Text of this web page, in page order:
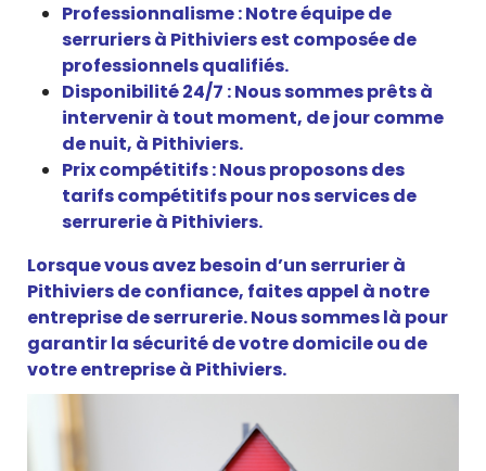
Professionnalisme : Notre équipe de
serruriers à Pithiviers est composée de
professionnels qualifiés.
Disponibilité 24/7 : Nous sommes prêts à
intervenir à tout moment, de jour comme
de nuit, à Pithiviers.
Prix compétitifs : Nous proposons des
tarifs compétitifs pour nos services de
serrurerie à Pithiviers.
Lorsque vous avez besoin d’un serrurier à
Pithiviers de confiance, faites appel à notre
entreprise de serrurerie. Nous sommes là pour
garantir la sécurité de votre domicile ou de
votre entreprise à Pithiviers.